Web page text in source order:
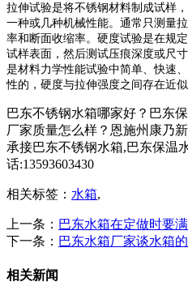
拉伸试验是将不锈钢材料制成试样
一种或几种机械性能。通常只测量
率和断面收缩率。硬度试验是在规
试样表面，然后测试压痕深度或尺
是材料力学性能试验中简单、快速
性的，硬度与拉伸强度之间存在近似
巴东不锈钢水箱哪家好？巴东
厂家质量怎么样？恩施州康乃
承接巴东不锈钢水箱,巴东保温
话:13593603430
相关标签： 水箱,
上一条： 巴东水箱在定做时要
下一条： 巴东水箱厂家谈水箱
相关新闻